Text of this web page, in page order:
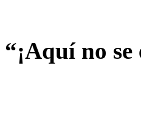
“¡Aquí no